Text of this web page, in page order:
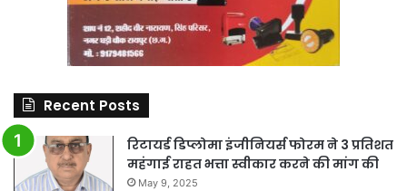
Recent Posts
रिटायर्ड डिप्लोमा इंजीनियर्स फोरम ने 3 प्रतिशत
महंगाई राहत भत्ता स्वीकार करने की मांग की
May 9, 2025